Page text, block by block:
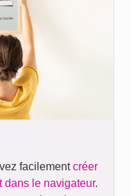
facilementcréer
dans le navigateur.